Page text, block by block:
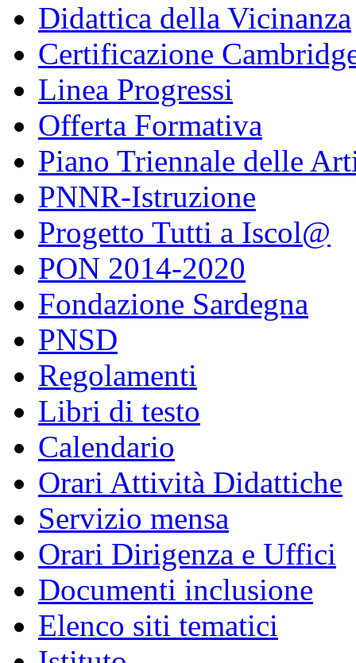
Didattica della Vicinanza
Certificazione
Linea Progressi
Offerta Formativa
Piano Triennale delle
PNNR-Istruzione
Progetto Tutti a Iscol@
PON 2014-2020
Fondazione Sardegna
PNSD
Regolamenti
Libri di testo
Calendario
Orari Attività Didattiche
Servizio mensa
Orari Dirigenza e Uffici
Documenti inclusione
Elenco siti tematici